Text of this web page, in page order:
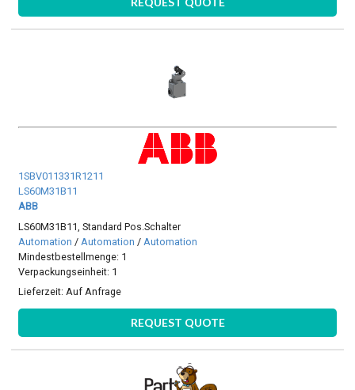
1SBV011331R1211
LS60M31B11
ABB
LS60M31B11, Standard Pos.Schalter
Automation / Automation / Automation
Mindestbestellmenge: 1
Verpackungseinheit: 1
Lieferzeit: Auf Anfrage
REQUEST QUOTE